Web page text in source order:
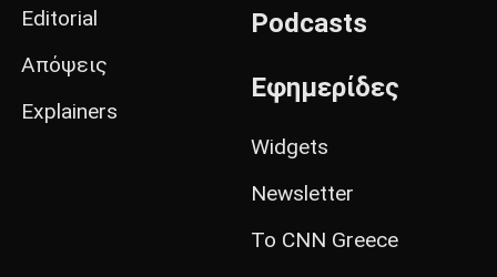
Editorial
Απόψεις
Explainers
Podcasts
Εφημερίδες
Widgets
Newsletter
Το CNN Greece